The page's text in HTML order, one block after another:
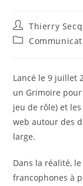
Auteur/autrice
de
Thierry
Post
Lancé le 9 juillet
un Grimoire
jeu de rôle) et
web autour des
large.
Dans la réalité,
francophones à